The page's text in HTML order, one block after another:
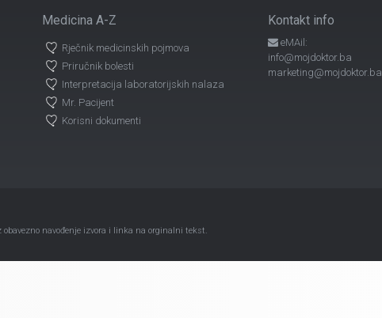
Medicina A-Z
Rječnik medicinskih pojmova
Priručnik bolesti
Interpretacija laboratorijskih nalaza
Mr. Pacijent
Korisni dokumenti
Kontakt info
eMAil:
info@mojdoktor.ba
marketing@mojdoktor.ba
navođenje izvora i linka na orginalni tekst.